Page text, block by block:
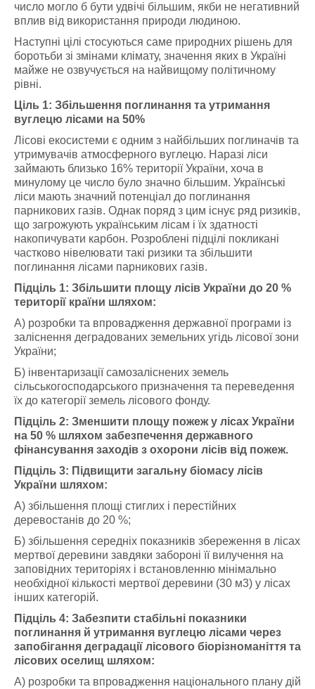
число могло б бути удвічі більшим, якби не негативний
вплив від використання природи людиною.
Наступні цілі стосуються саме природних рішень для
боротьби зі змінами клімату, значення яких в Україні
майже не озвучується на найвищому політичному
рівні.
Ціль 1: Збільшення поглинання та утримання
вуглецю лісами на 50%
Лісові екосистеми є одним з найбільших поглиначів та
утримувачів атмосферного вуглецю. Наразі ліси
займають близько 16% території України, хоча в
минулому це число було значно більшим. Українські
ліси мають значний потенціал до поглинання
парникових газів. Однак поряд з цим існує ряд ризиків,
що загрожують українським лісам і їх здатності
накопичувати карбон. Розроблені підцілі покликані
частково нівелювати такі ризики та збільшити
поглинання лісами парникових газів.
Підціль 1: Збільшити площу лісів України до 20 %
території країни шляхом:
А) розробки та впровадження державної програми із
заліснення деградованих земельних угідь лісової зони
України;
Б) інвентаризації самозаліснених земель
сільськогосподарського призначення та переведення
їх до категорії земель лісового фонду.
Підціль 2: Зменшити площу пожеж у лісах України
на 50 % шляхом забезпечення державного
фінансування заходів з охорони лісів від пожеж.
Підціль 3: Підвищити загальну біомасу лісів
України шляхом:
А) збільшення площі стиглих і перестійних
деревостанів до 20 %;
Б) збільшення середніх показників збереження в лісах
мертвої деревини завдяки забороні її вилучення на
заповідних територіях і встановленню мінімально
необхідної кількості мертвої деревини (30 м3) у лісах
інших категорій.
Підціль 4: Забезпити стабільні показники
поглинання й утримання вуглецю лісами через
запобігання деградації лісового біорізноманіття та
лісових оселищ шляхом:
А) розробки та впровадження національного плану дій